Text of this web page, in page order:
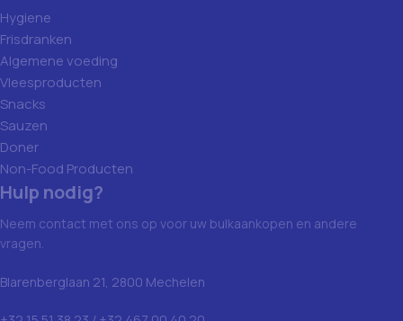
Hygiene
Frisdranken
Algemene voeding
Vleesproducten
Snacks
Sauzen
Doner
Non-Food Producten
Hulp nodig?
Neem contact met ons op voor uw bulkaankopen en andere
vragen.
Blarenberglaan 21, 2800 Mechelen